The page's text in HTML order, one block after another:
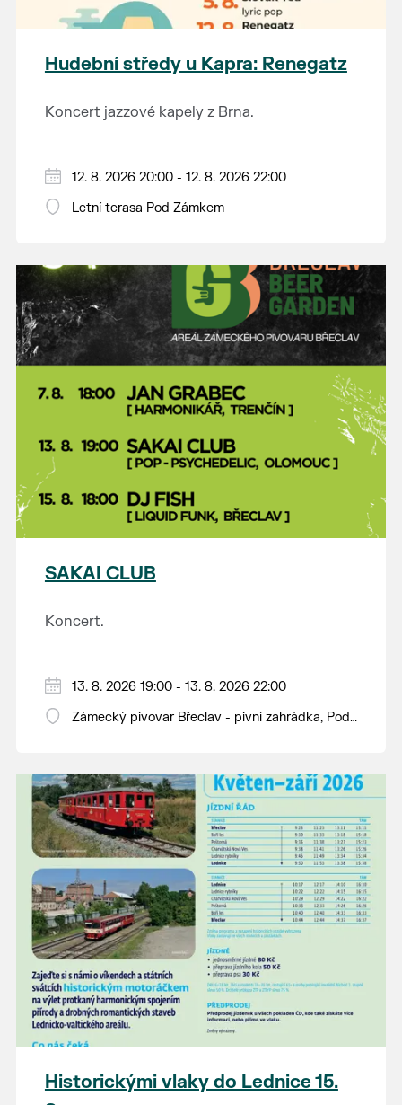
Hudební středy u Kapra: Renegatz
Koncert jazzové kapely z Brna.
12. 8. 2026 20:00 - 12. 8. 2026 22:00
Letní terasa Pod Zámkem
SAKAI CLUB
Koncert.
13. 8. 2026 19:00 - 13. 8. 2026 22:00
Zámecký pivovar Břeclav - pivní zahrádka, Pod
Historickými vlaky do Lednice 15.